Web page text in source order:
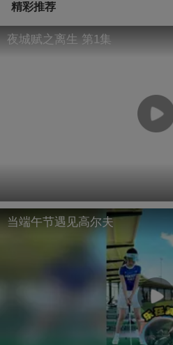
精彩推荐
夜城赋之离生 第1集
当端午节遇见高尔夫